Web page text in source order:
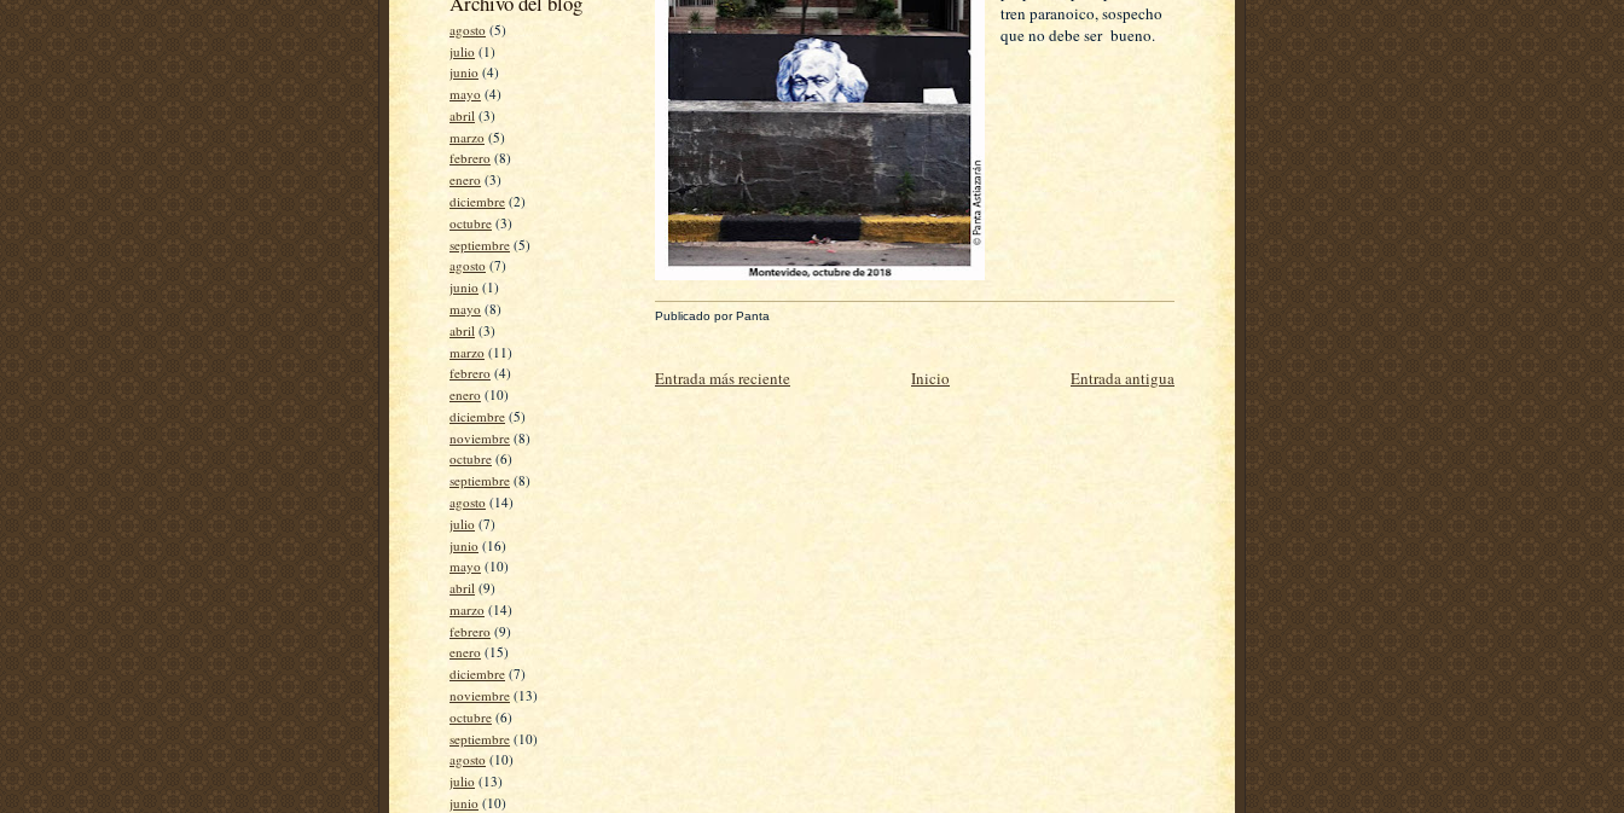
agosto (5)
julio (1)
junio (4)
mayo (4)
abril (3)
marzo (5)
febrero (8)
enero (3)
diciembre (2)
octubre (3)
septiembre (5)
agosto (7)
junio (1)
mayo (8)
abril (3)
marzo (11)
febrero (4)
enero (10)
diciembre (5)
noviembre (8)
octubre (6)
septiembre (8)
agosto (14)
julio (7)
junio (16)
mayo (10)
abril (9)
marzo (14)
febrero (9)
enero (15)
diciembre (7)
noviembre (13)
octubre (6)
septiembre (10)
agosto (10)
julio (13)
junio (10)
tren paranoico, sospecho
que no debe ser bueno.
Publicado porPanta
Entrada más reciente Entrada antigua
Inicio